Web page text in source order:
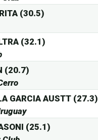
(30.5)
(32.1)
(20.7)
GARCIA AUSTT (27.3)
(25.1)